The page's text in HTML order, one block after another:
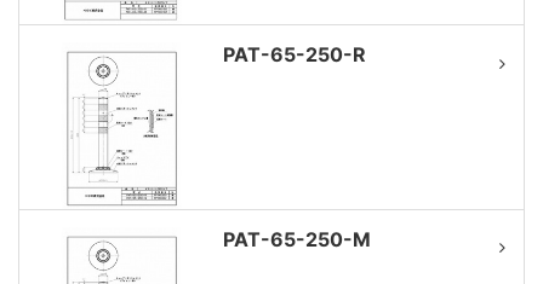
PAT-65-250-R
PAT-65-250-M